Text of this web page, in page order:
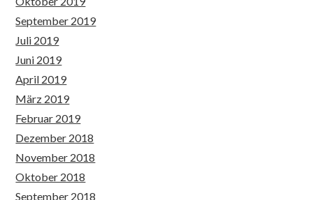
September 2019
Juli 2019
Juni 2019
April 2019
März 2019
Februar 2019
Dezember 2018
November 2018
Oktober 2018
September 2018